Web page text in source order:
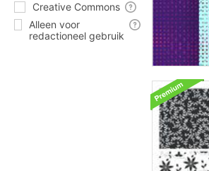
Creative Commons
Alleen voor
redactioneel gebruik